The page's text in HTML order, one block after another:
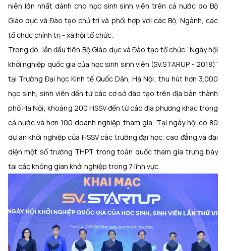
niên lớn nhất dành cho học sinh sinh viên trên cả nước do Bộ
Giáo dục và Đào tạo chủ trì và phối hợp với các Bộ, Ngành, các
tổ chức chính trị - xã hội tổ chức.
Trong đó, lần đầu tiên Bộ Giáo dục và Đào tạo tổ chức “Ngày hội
khởi nghiệp quốc gia của học sinh sinh viên (SV.STARUP - 2018)”
tại Trường Đại học Kinh tế Quốc Dân, Hà Nội; thu hút hơn 3.000
học sinh, sinh viên đến từ các cơ sở đào tạo trên địa bàn thành
phố Hà Nội; khoảng 200 HSSV đến từ các địa phương khác trong
cả nước và hơn 100 doanh nghiệp tham gia. Tại ngày hội có 80
dự án khởi nghiệp của HSSV các trường đại học, cao đẳng và đại
diện một số trường THPT trong toàn quốc tham gia trưng bày
tại các không gian khởi nghiệp trong 7 lĩnh vực.